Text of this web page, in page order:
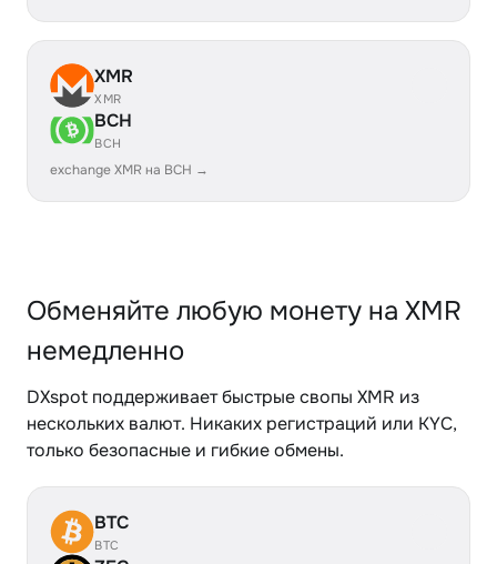
XMR
XMR
BCH
BCH
exchange XMR на BCH →
Обменяйте любую монету на XMR
немедленно
DXspot поддерживает быстрые свопы XMR из
нескольких валют. Никаких регистраций или KYC,
только безопасные и гибкие обмены.
BTC
BTC